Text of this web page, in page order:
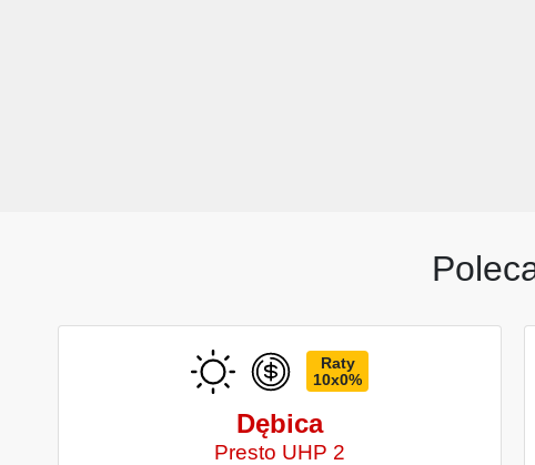
Raty
10x0%
Dębica
Presto UHP 2